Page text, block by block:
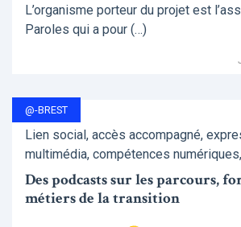
L’organisme porteur du projet est
Paroles qui a pour (…)
@-BREST
Lien social, accès accompagné,
multimédia, compétences
Des podcasts sur les parcours,
métiers de la transition